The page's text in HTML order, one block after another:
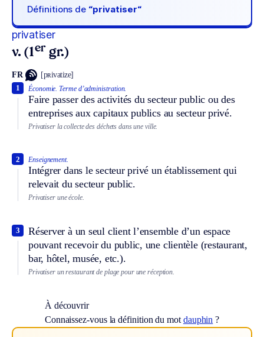
Définitions de “privatiser“
privatiser
v. (1er gr.)
FR [pʀivatize]
Économie. Terme d’administration.
Faire passer des activités du secteur public ou des
entreprises aux capitaux publics au secteur privé.
1
Privatiser la collecte des déchets dans une ville.
Enseignement.
Intégrer dans le secteur privé un établissement qui
relevait du secteur public.
2
Privatiser une école.
Réserver à un seul client l’ensemble d’un espace
pouvant recevoir du public, une clientèle (restaurant,
bar, hôtel, musée, etc.).
3
Privatiser un restaurant de plage pour une réception.
À découvrir
Connaissez-vous la définition du motdauphin ?